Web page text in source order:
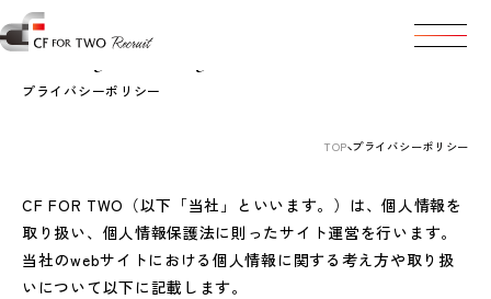
Toggle
Privacy Policy
プライバシーポリシー
TOP プライバシーポリシー
CF FOR TWO（以下「当社」といいます。）は、個人情報を
取り扱い、個人情報保護法に則ったサイト運営を行います。
当社のwebサイトにおける個人情報に関する考え方や取り扱
いについて以下に記載します。